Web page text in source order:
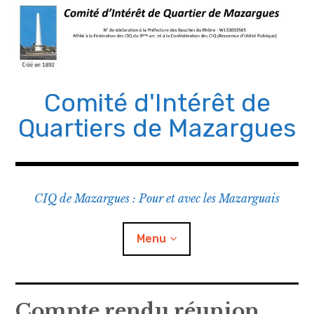
Comité d'Intérêt de
Quartiers de Mazargues
CIQ de Mazargues : Pour et avec les Mazarguais
Menu
Le CIQ